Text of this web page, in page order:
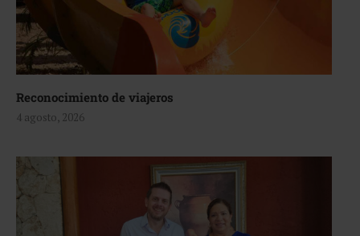
Reconocimiento de viajeros
4 agosto, 2026